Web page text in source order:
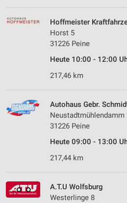
Hoffmeister
Horst 5
31226 Peine
Heute 10:00 - 12:00
217,46 km
Autohaus Gebr.
Neustadtmühlendamm
31226 Peine
Heute 09:00 - 13:00
217,44 km
A.T.U Wolfsburg
Westerlinge 8